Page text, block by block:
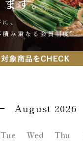
August 2026
Tue Wed Thu